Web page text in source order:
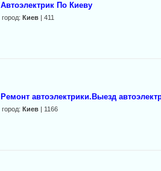
Автоэлектрик По Киеву
город: Киев | 411
Ремонт автоэлектрики.Выезд
город: Киев | 1166